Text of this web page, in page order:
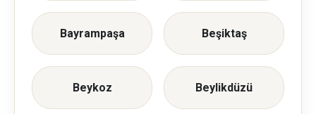
Bayrampaşa Beşiktaş
Beykoz Beylikdüzü